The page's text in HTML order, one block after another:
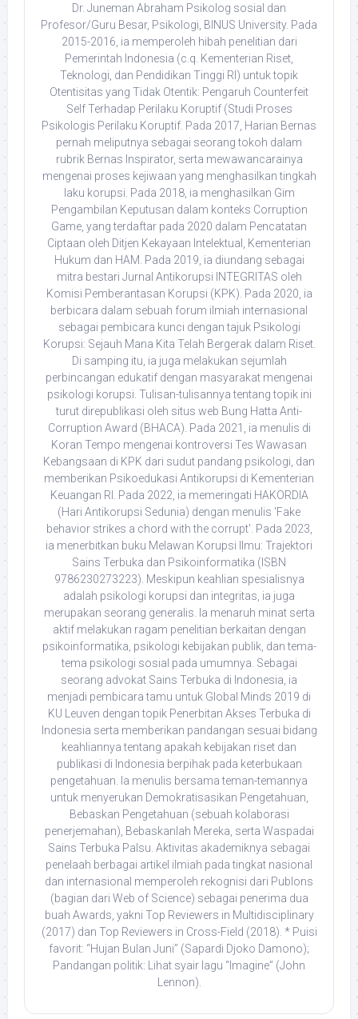
Dr. Juneman Abraham Psikolog sosial dan
Profesor/Guru Besar, Psikologi, BINUS University. Pada
2015-2016, ia memperoleh hibah penelitian dari
Pemerintah Indonesia (c.q. Kementerian Riset,
Teknologi, dan Pendidikan Tinggi RI) untuk topik
Otentisitas yang Tidak Otentik: Pengaruh Counterfeit
Self Terhadap Perilaku Koruptif (Studi Proses
Psikologis Perilaku Koruptif. Pada 2017, Harian Bernas
pernah meliputnya sebagai seorang tokoh dalam
rubrik Bernas Inspirator, serta mewawancarainya
mengenai proses kejiwaan yang menghasilkan tingkah
laku korupsi. Pada 2018, ia menghasilkan Gim
Pengambilan Keputusan dalam konteks Corruption
Game, yang terdaftar pada 2020 dalam Pencatatan
Ciptaan oleh Ditjen Kekayaan Intelektual, Kementerian
Hukum dan HAM. Pada 2019, ia diundang sebagai
mitra bestari Jurnal Antikorupsi INTEGRITAS oleh
Komisi Pemberantasan Korupsi (KPK). Pada 2020, ia
berbicara dalam sebuah forum ilmiah internasional
sebagai pembicara kunci dengan tajuk Psikologi
Korupsi: Sejauh Mana Kita Telah Bergerak dalam Riset.
Di samping itu, ia juga melakukan sejumlah
perbincangan edukatif dengan masyarakat mengenai
psikologi korupsi. Tulisan-tulisannya tentang topik ini
turut direpublikasi oleh situs web Bung Hatta Anti-
Corruption Award (BHACA). Pada 2021, ia menulis di
Koran Tempo mengenai kontroversi Tes Wawasan
Kebangsaan di KPK dari sudut pandang psikologi, dan
memberikan Psikoedukasi Antikorupsi di Kementerian
Keuangan RI. Pada 2022, ia memeringati HAKORDIA
(Hari Antikorupsi Sedunia) dengan menulis 'Fake
behavior strikes a chord with the corrupt'. Pada 2023,
ia menerbitkan buku Melawan Korupsi Ilmu: Trajektori
Sains Terbuka dan Psikoinformatika (ISBN
9786230273223). Meskipun keahlian spesialisnya
adalah psikologi korupsi dan integritas, ia juga
merupakan seorang generalis. Ia menaruh minat serta
aktif melakukan ragam penelitian berkaitan dengan
psikoinformatika, psikologi kebijakan publik, dan tema-
tema psikologi sosial pada umumnya. Sebagai
seorang advokat Sains Terbuka di Indonesia, ia
menjadi pembicara tamu untuk Global Minds 2019 di
KU Leuven dengan topik Penerbitan Akses Terbuka di
Indonesia serta memberikan pandangan sesuai bidang
keahliannya tentang apakah kebijakan riset dan
publikasi di Indonesia berpihak pada keterbukaan
pengetahuan. Ia menulis bersama teman-temannya
untuk menyerukan Demokratisasikan Pengetahuan,
Bebaskan Pengetahuan (sebuah kolaborasi
penerjemahan), Bebaskanlah Mereka, serta Waspadai
Sains Terbuka Palsu. Aktivitas akademiknya sebagai
penelaah berbagai artikel ilmiah pada tingkat nasional
dan internasional memperoleh rekognisi dari Publons
(bagian dari Web of Science) sebagai penerima dua
buah Awards, yakni Top Reviewers in Multidisciplinary
(2017) dan Top Reviewers in Cross-Field (2018). * Puisi
favorit: “Hujan Bulan Juni” (Sapardi Djoko Damono);
Pandangan politik: Lihat syair lagu “Imagine” (John
Lennon).